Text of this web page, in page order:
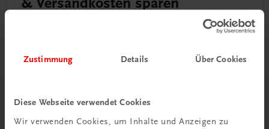
Zustimmung Details Über Cookies
Diese Webseite verwendet Cookies
Wir verwenden Cookies, um Inhalte und Anzeigen zu